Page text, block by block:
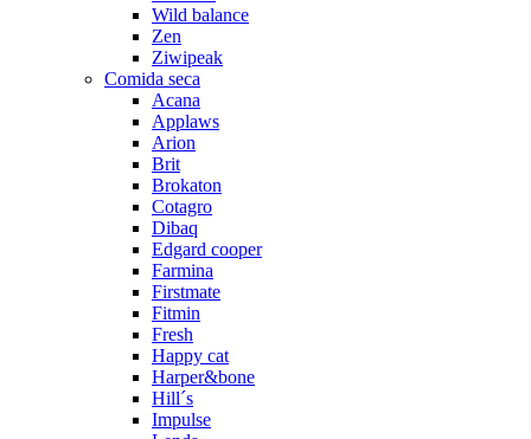
Wild balance
Zen
Ziwipeak
Comida seca
Acana
Applaws
Arion
Brit
Brokaton
Cotagro
Dibaq
Edgard cooper
Farmina
Firstmate
Fitmin
Fresh
Happy cat
Harper&bone
Hill´s
Impulse